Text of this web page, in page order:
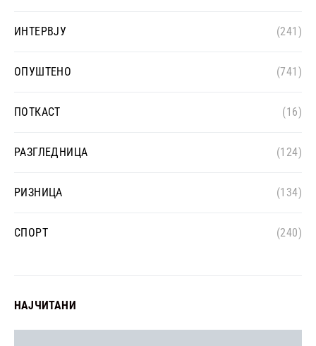
ИНТЕРВЈУ (241)
ОПУШТЕНО (741)
ПОТКАСТ (16)
РАЗГЛЕДНИЦА (124)
РИЗНИЦА (134)
СПОРТ (240)
НАЈЧИТАНИ